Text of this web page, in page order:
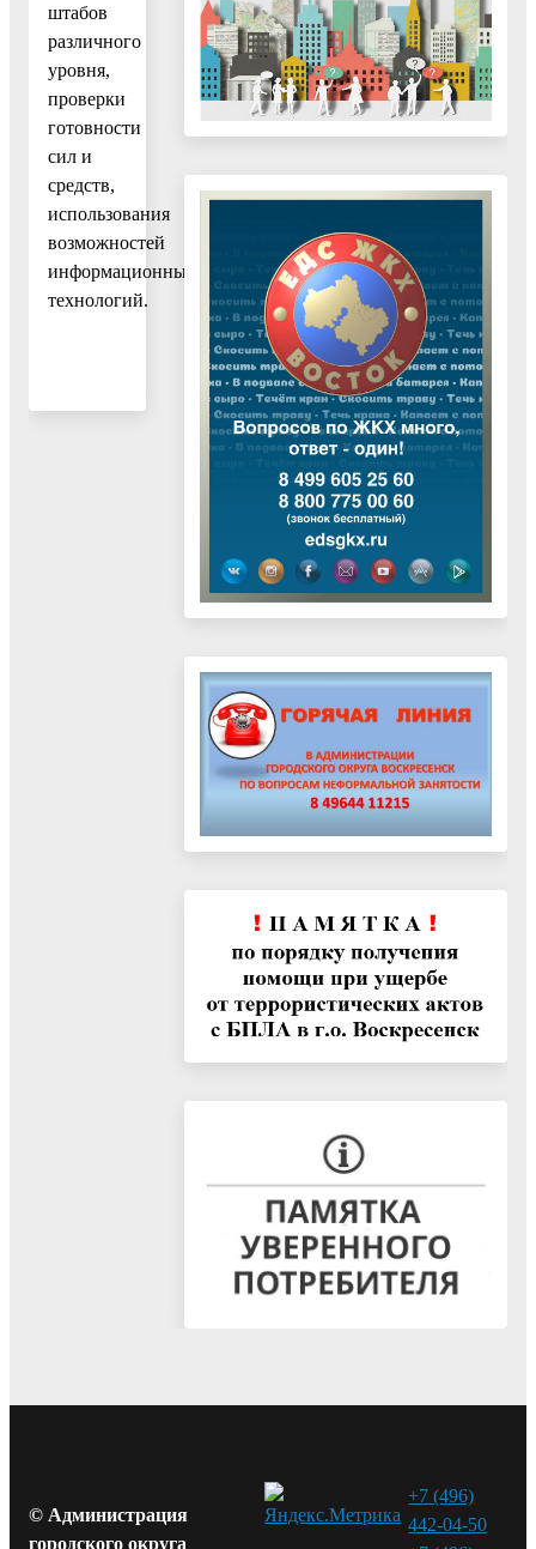
штабов
различного
уровня,
проверки
готовности
сил и
средств,
использования
возможностей
информационных
технологий.
© Администрация
городского округа
+7 (496)
442-04-50